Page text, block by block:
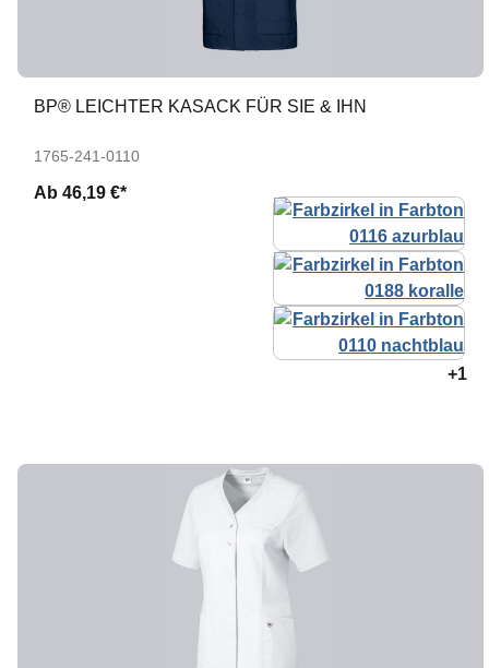
BP® LEICHTER KASACK FÜR SIE & IHN
1765-241-0110
Ab 46,19 €*
+1